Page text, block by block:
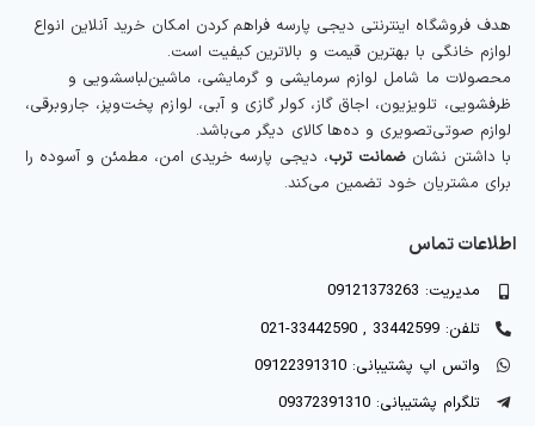
هدف فروشگاه اینترنتی دیجی پارسه فراهم کردن امکان خرید آنلاین انواع
لوازم خانگی با بهترین قیمت و بالاترین کیفیت است.
محصولات ما شامل لوازم سرمایشی و گرمایشی، ماشین‌لباسشویی و
ظرفشویی، تلویزیون، اجاق گاز، کولر گازی و آبی، لوازم پخت‌وپز، جاروبرقی،
لوازم صوتی‌تصویری و ده‌ها کالای دیگر می‌باشد.
با داشتن نشان ضمانت ترب، دیجی پارسه خریدی امن، مطمئن و آسوده را
برای مشتریان خود تضمین می‌کند.
اطلاعات تماس
مدیریت: 09121373263
تلفن: 33442599 , 33442590-021
واتس اپ پشتیبانی: 09122391310
تلگرام پشتیبانی: 09372391310